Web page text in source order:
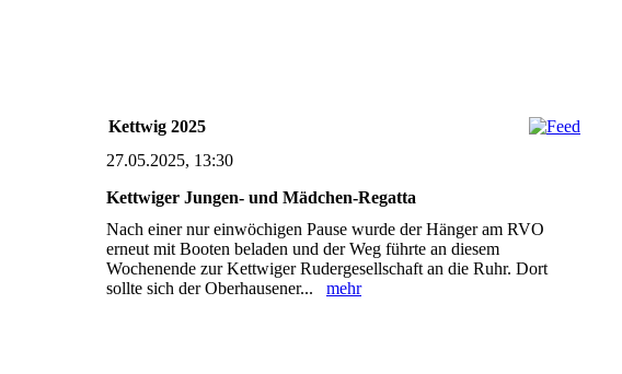
Kettwig 2025
27.05.2025, 13:30
Kettwiger Jungen- und Mädchen-Regatta
Nach einer nur einwöchigen Pause wurde der Hänger am RVO
erneut mit Booten beladen und der Weg führte an diesem
Wochenende zur Kettwiger Rudergesellschaft an die Ruhr. Dort
sollte sich der Oberhausener... mehr